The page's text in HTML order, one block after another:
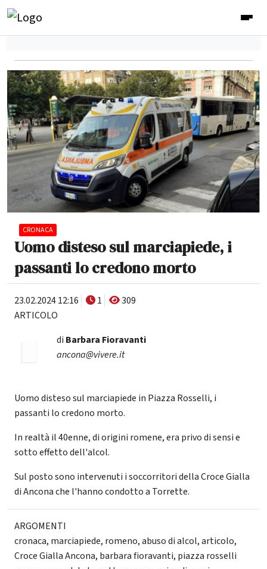
CRONACA
Uomo disteso sul marciapiede, i
passanti lo credono morto
23.02.2024 12:16 1
309
ARTICOLO
di Barbara Fioravanti
ancona@vivere.it
Uomo disteso sul marciapiede in Piazza Rosselli, i
passanti lo credono morto.
In realtà il 40enne, di origini romene, era privo di sensi e
sotto effetto dell'alcol.
Sul posto sono intervenuti i soccorritori della Croce Gialla
di Ancona che l'hanno condotto a Torrette.
ARGOMENTI
cronaca, marciapiede, romeno,abuso di alcol,articolo,
Croce Gialla Ancona, barbara fioravanti, piazza rosselli